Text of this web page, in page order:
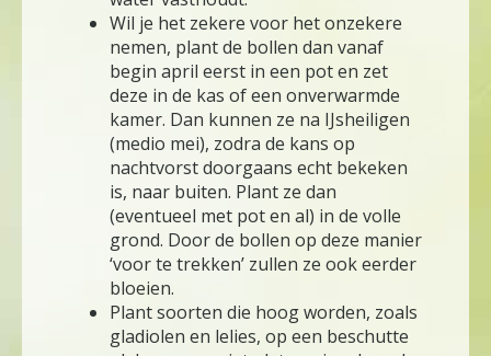
Wil je het zekere voor het onzekere
nemen, plant de bollen dan vanaf
begin april eerst in een pot en zet
deze in de kas of een onverwarmde
kamer. Dan kunnen ze na IJsheiligen
(medio mei), zodra de kans op
nachtvorst doorgaans echt bekeken
is, naar buiten. Plant ze dan
(eventueel met pot en al) in de volle
grond. Door de bollen op deze manier
‘voor te trekken’ zullen ze ook eerder
bloeien.
Plant soorten die hoog worden, zoals
gladiolen en lelies, op een beschutte